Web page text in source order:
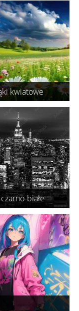
kwiatowe
białe